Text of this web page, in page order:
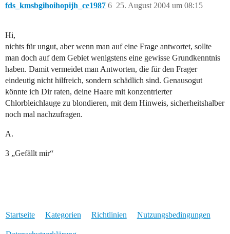
fds_kmsbgihoihopijh_ce1987 25. August 2004 um 08:15
6
Hi,
nichts für ungut, aber wenn man auf eine Frage antwortet, sollte
man doch auf dem Gebiet wenigstens eine gewisse Grundkenntnis
haben. Damit vermeidet man Antworten, die für den Frager
eindeutig nicht hilfreich, sondern schädlich sind. Genausogut
könnte ich Dir raten, deine Haare mit konzentrierter
Chlorbleichlauge zu blondieren, mit dem Hinweis, sicherheitshalber
noch mal nachzufragen.
A.
3 „Gefällt mir“
Startseite Kategorien Richtlinien Nutzungsbedingungen